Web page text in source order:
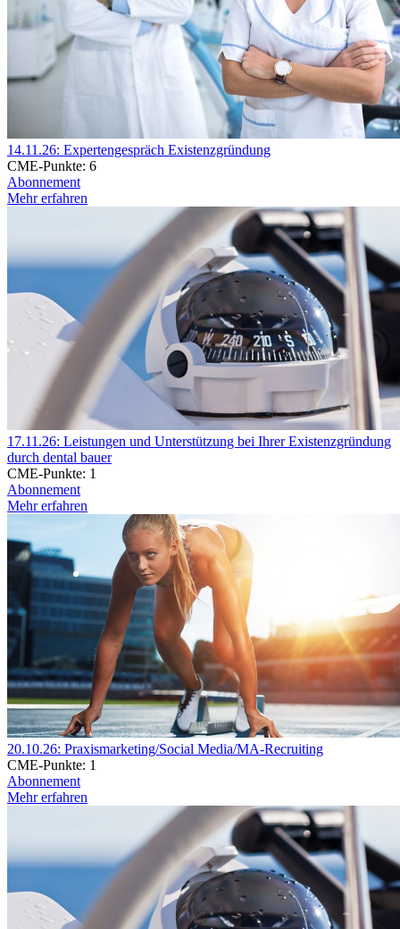
14.11.26: Expertengespräch Existenzgründung
CME-Punkte: 6
Abonnement
Mehr erfahren
17.11.26: Leistungen und Unterstützung bei Ihrer Existenzgründung
durch dental bauer
CME-Punkte: 1
Abonnement
Mehr erfahren
20.10.26: Praxismarketing/Social Media/MA-Recruiting
CME-Punkte: 1
Abonnement
Mehr erfahren